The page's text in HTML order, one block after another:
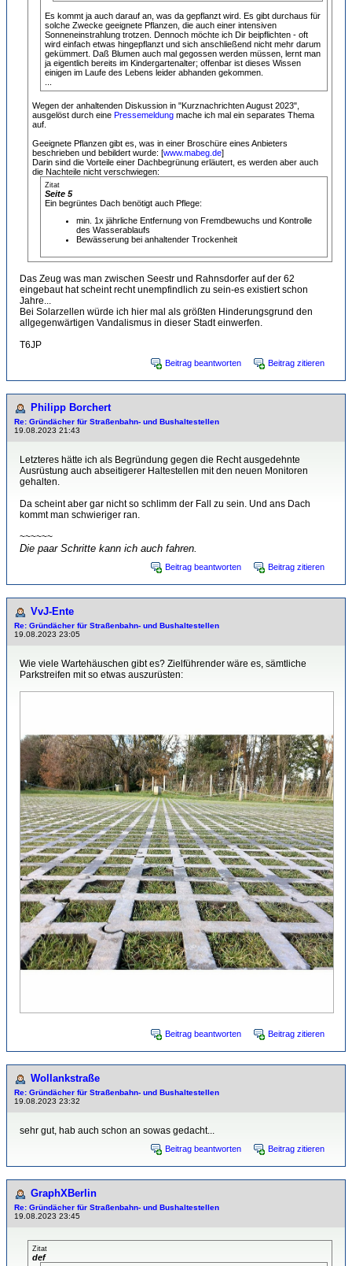
Es kommt ja auch darauf an, was da gepflanzt wird. Es gibt durchaus für
solche Zwecke geeignete Pflanzen, die auch einer intensiven
Sonneneinstrahlung trotzen. Dennoch möchte ich Dir beipflichten - oft
wird einfach etwas hingepflanzt und sich anschließend nicht mehr darum
gekümmert. Daß Blumen auch mal gegossen werden müssen, lernt man
ja eigentlich bereits im Kindergartenalter; offenbar ist dieses Wissen
einigen im Laufe des Lebens leider abhanden gekommen.
Wegen der anhaltenden Diskussion in "Kurznachrichten August 2023",
ausgelöst durch eine Pressemeldung mache ich mal ein separates Thema
auf.
Geeignete Pflanzen gibt es, was in einer Broschüre eines Anbieters
beschrieben und bebildert wurde: [www.mabeg.de]
Darin sind die Vorteile einer Dachbegrünung erläutert, es werden aber auch
die Nachteile nicht verschwiegen:
Zitat
Seite 5
Ein begrüntes Dach benötigt auch Pflege:
min. 1x jährliche Entfernung von Fremdbewuchs und Kontrolle
des Wasserablaufs
Bewässerung bei anhaltender Trockenheit
Das Zeug was man zwischen Seestr und Rahnsdorfer auf der 62
eingebaut hat scheint recht unempfindlich zu sein-es existiert schon
Jahre...
Bei Solarzellen würde ich hier mal als größten Hinderungsgrund den
allgegenwärtigen Vandalismus in dieser Stadt einwerfen.
T6JP
Beitrag beantworten Beitrag zitieren
Philipp Borchert
Re: Gründächer für Straßenbahn- und Bushaltestellen
19.08.2023 21:43
Letzteres hätte ich als Begründung gegen die Recht ausgedehnte
Ausrüstung auch abseitigerer Haltestellen mit den neuen Monitoren
gehalten.
Da scheint aber gar nicht so schlimm der Fall zu sein. Und ans Dach
kommt man schwieriger ran.
~~~~~~
Die paar Schritte kann ich auch fahren.
Beitrag beantworten Beitrag zitieren
VvJ-Ente
Re: Gründächer für Straßenbahn- und Bushaltestellen
19.08.2023 23:05
Wie viele Wartehäuschen gibt es? Zielführender wäre es, sämtliche
Parkstreifen mit so etwas auszurüsten:
Beitrag beantworten Beitrag zitieren
Wollankstraße
Re: Gründächer für Straßenbahn- und Bushaltestellen
19.08.2023 23:32
sehr gut, hab auch schon an sowas gedacht...
Beitrag beantworten Beitrag zitieren
GraphXBerlin
Re: Gründächer für Straßenbahn- und Bushaltestellen
19.08.2023 23:45
Zitat
def